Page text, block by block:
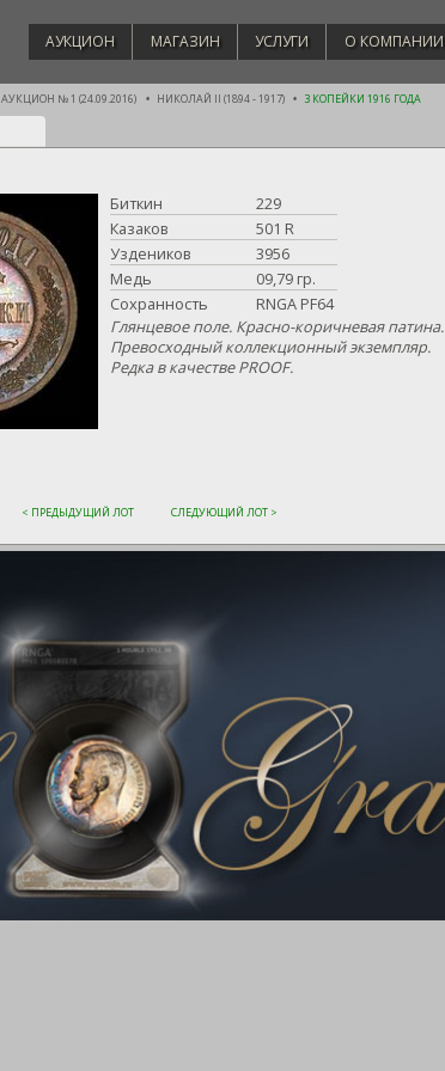
АУКЦИОН МАГАЗИН УСЛУГИ О КОМПАНИИ
АУКЦИОН № 1 (24.09.2016) НИКОЛАЙ II (1894 - 1917) 3 КОПЕЙКИ 1916 ГОДА
Биткин
229
Казаков
501 R
Уздеников
3956
Медь
09,79 гр.
Сохранность
RNGA PF64
Глянцевое поле. Красно-коричневая патина.
Превосходный коллекционный экземпляр.
Редка в качестве PROOF.
< ПРЕДЫДУЩИЙ ЛОТ СЛЕДУЮЩИЙ ЛОТ >